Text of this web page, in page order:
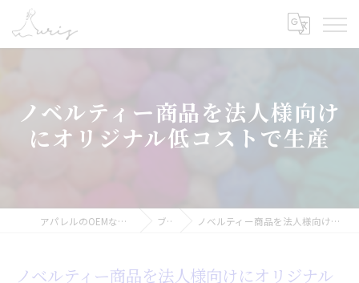
ノベルティー商品を法人様向け
にオリジナル低コストで生産
アパレルのOEMなら合同会社オーリス ブログ ノベルティー商品を法人様向けにオリジナル低コストで生産
ノベルティー商品を法人様向けにオリジナル